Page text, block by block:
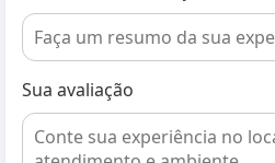
Sua avaliação